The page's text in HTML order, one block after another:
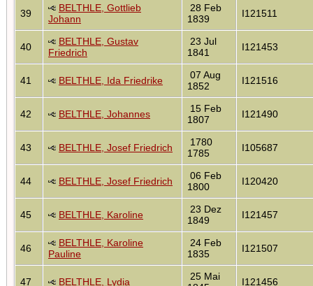
39
BELTHLE, Gottlieb
Johann
28 Feb
1839
I121511
40
BELTHLE, Gustav
Friedrich
23 Jul
1841
I121453
41 BELTHLE, Ida Friedrike
07 Aug
1852
I121516
42 BELTHLE, Johannes
15 Feb
1807
I121490
43 BELTHLE, Josef Friedrich
1780
1785
I105687
44 BELTHLE, Josef Friedrich
06 Feb
1800
I120420
45 BELTHLE, Karoline
23 Dez
1849
I121457
46
BELTHLE, Karoline
Pauline
24 Feb
1835
I121507
47 BELTHLE, Lydia
25 Mai
I121456